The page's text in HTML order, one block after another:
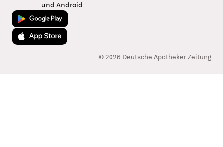
und Android
Jetzt bei Google Play
Laden im App Store
© 2026 Deutsche Apotheker Zeitung